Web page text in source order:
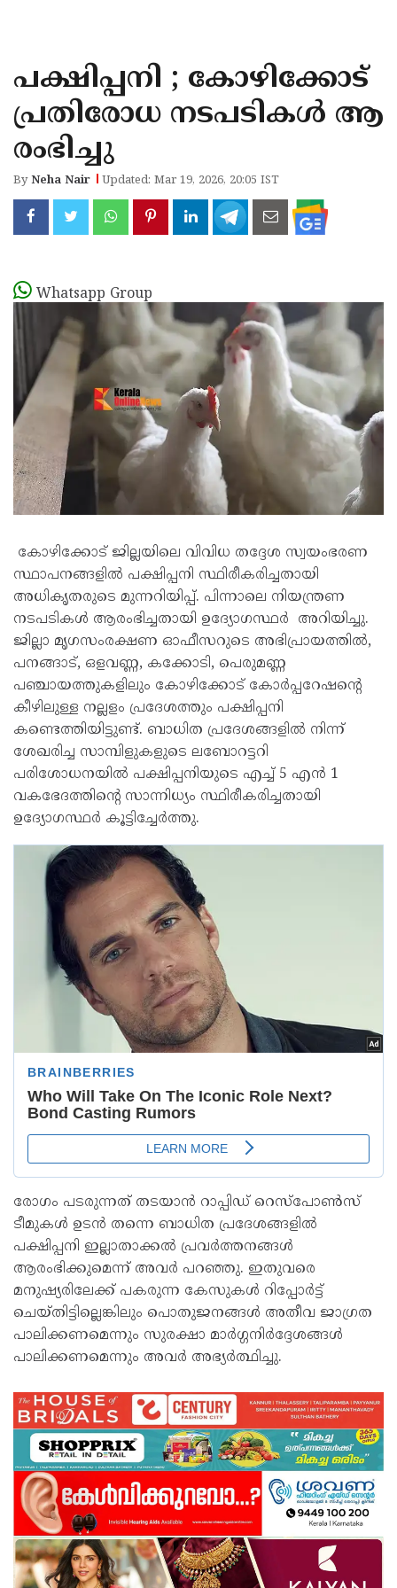
KANNUR
KASARAGOD
പക്ഷിപ്പനി ; കോഴിക്കോട്
പ്രതിരോധ നടപടികൾ ആ
രംഭിച്ചു
ByNeha Nair Updated: Mar 19, 2026, 20:05 IST
Whatsapp Group
കോഴിക്കോട് ജില്ലയിലെ വിവിധ തദ്ദേശ സ്വയംഭരണ
സ്ഥാപനങ്ങളിൽ പക്ഷിപ്പനി സ്ഥിരീകരിച്ചതായി
അധികൃതരുടെ മുന്നറിയിപ്പ്. പിന്നാലെ നിയന്ത്രണ
നടപടികൾ ആരംഭിച്ചതായി ഉദ്യോഗസ്ഥർ അറിയിച്ചു.
ജില്ലാ മൃഗസംരക്ഷണ ഓഫീസറുടെ അഭിപ്രായത്തിൽ,
പനങ്ങാട്, ഒളവണ്ണ, കക്കോടി, പെരുമണ്ണ
പഞ്ചായത്തുകളിലും കോഴിക്കോട് കോർപ്പറേഷന്റെ
കീഴിലുള്ള നല്ലളം പ്രദേശത്തും പക്ഷിപ്പനി
കണ്ടെത്തിയിട്ടുണ്ട്. ബാധിത പ്രദേശങ്ങളിൽ നിന്ന്
ശേഖരിച്ച സാമ്പിളുകളുടെ ലബോറട്ടറി
പരിശോധനയിൽ പക്ഷിപ്പനിയുടെ എച്ച് 5 എൻ 1
വകഭേദത്തിന്റെ സാന്നിധ്യം സ്ഥിരീകരിച്ചതായി
ഉദ്യോഗസ്ഥർ കൂട്ടിച്ചേർത്തു.
രോഗം പടരുന്നത് തടയാൻ റാപ്പിഡ് റെസ്‌പോൺസ്
ടീമുകൾ ഉടൻ തന്നെ ബാധിത പ്രദേശങ്ങളിൽ
പക്ഷിപ്പനി ഇല്ലാതാക്കൽ പ്രവർത്തനങ്ങൾ
ആരംഭിക്കുമെന്ന് അവർ പറഞ്ഞു. ഇതുവരെ
മനുഷ്യരിലേക്ക് പകരുന്ന കേസുകൾ റിപ്പോർട്ട്
ചെയ്തിട്ടില്ലെങ്കിലും പൊതുജനങ്ങൾ അതീവ ജാഗ്രത
പാലിക്കണമെന്നും സുരക്ഷാ മാർഗ്ഗനിർദ്ദേശങ്ങൾ
പാലിക്കണമെന്നും അവർ അഭ്യർത്ഥിച്ചു.